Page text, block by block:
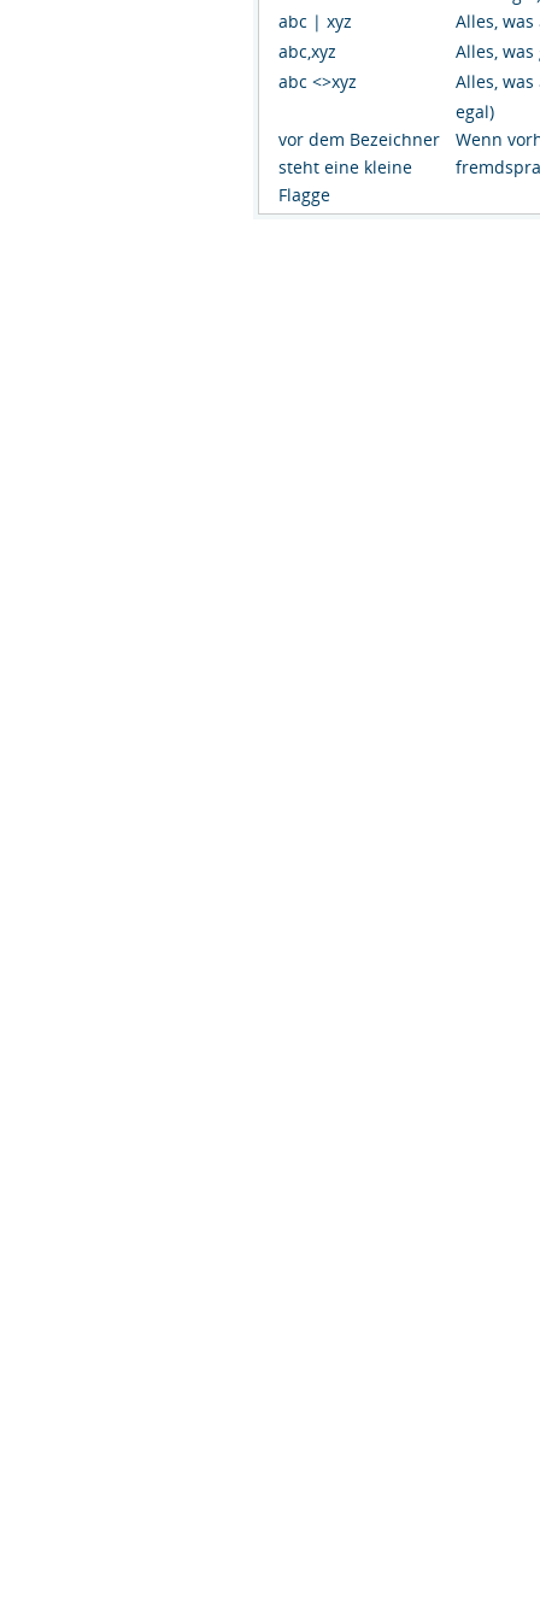
abc | xyz
Alles, was
abc,xyz
Alles,
abc <>xyz
Alles, was
egal)
vor dem Bezeichner
steht eine kleine
Flagge
Wenn